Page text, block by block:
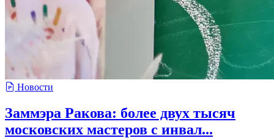
Новости
Заммэра Ракова: более двух тысяч
московских мастеров с инвал...